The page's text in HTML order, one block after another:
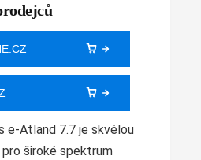
e-Atland 7.7 je skvělou
široké spektrum